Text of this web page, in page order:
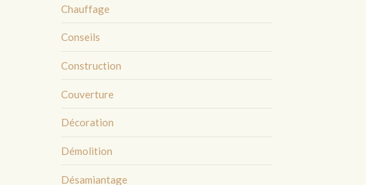
Chauffage
Conseils
Construction
Couverture
Décoration
Démolition
Désamiantage